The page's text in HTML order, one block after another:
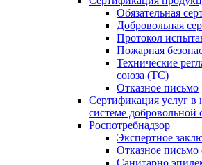
Обязательная
Добровольная
Протокол
Пожарная
Технические
союза (ТС)
Отказное письмо
Сертификация услуг в
системе добровольной
Роспотребнадзор
Экспертное
Отказное письмо
Санитарно